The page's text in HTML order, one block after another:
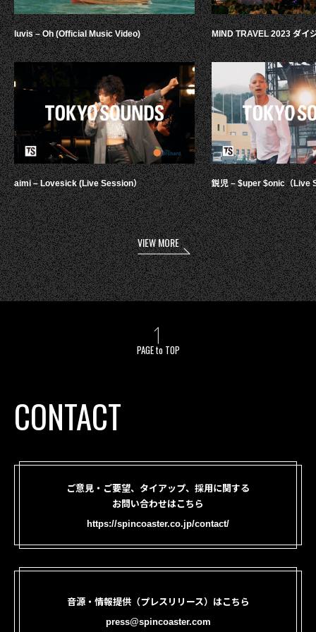
luvis – Oh (Official Music Video)
aimi – Lovesick (Live Session）
MIND TRAVEL 2023 ダイ
鋭児 – $uper $onic（Live
VIEW MORE
PAGE to TOP
CONTACT
ご意見・ご要望、タイアップ、採用に関する
お問い合わせはこちら
https://spincoaster.co.jp/contact/
音源・情報提供（プレスリリース）はこちら
press@spincoaster.com